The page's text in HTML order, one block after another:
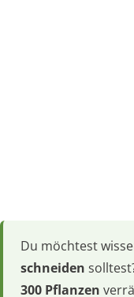
Du möchtest
schneiden
300 Pflanzen